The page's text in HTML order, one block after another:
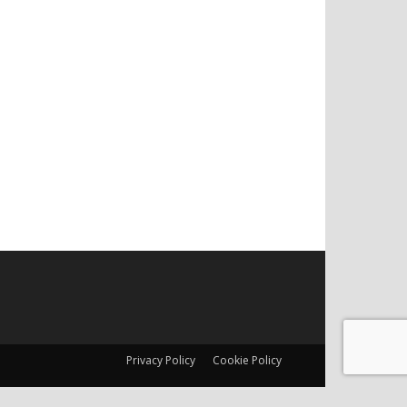
Privacy Policy Cookie Policy
versati. Codice fiscale, Partita Iva e Iscrizione al